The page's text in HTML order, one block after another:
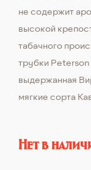
не содержит
высокой
табачного
трубки Peterson
выдержанная
мягкие сорта
Нет в